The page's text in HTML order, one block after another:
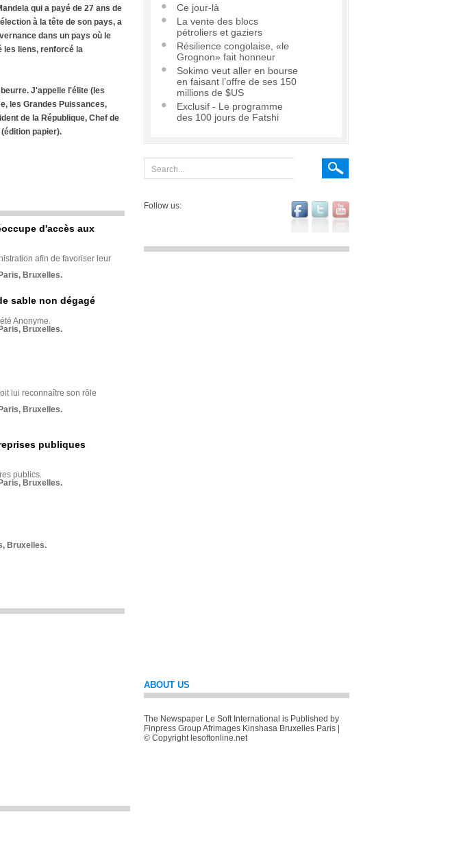
qui a payé de 27 ans de
à la tête de son pays, a
dans un pays où le
les liens, renforcé la
J'appelle l'élite (les
les Grandes Puissances,
de la République, Chef de
papier).
d'accès aux
afin de favoriser leur
Bruxelles.
sable non dégagé
Anonyme.
Bruxelles.
lui reconnaître son rôle
Bruxelles.
publiques
publics.
Bruxelles.
Bruxelles.
Ce jour-là
La vente des blocs
pétroliers et gaziers
Résilience congolaise, «le
Grognon» fait honneur
Sokimo veut aller en bourse
en faisant l’offre de ses 150
millions de $US
Exclusif - Le programme
des 100 jours de Fatshi
Follow us:
ABOUT US
The Newspaper Le Soft International is Published by
Finpress Group Afrimages Kinshasa Bruxelles Paris |
© Copyright lesoftonline.net